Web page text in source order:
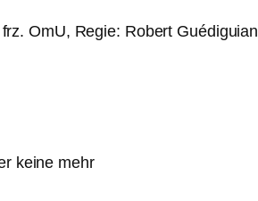
OmU, Regie: Robert
kei­ne mehr